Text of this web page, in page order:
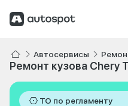
Автосервисы
Ремонт кузова Chery
ТО по регламенту